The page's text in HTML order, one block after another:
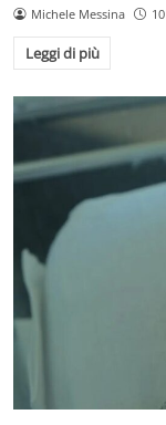
Michele Messina
Leggi di più